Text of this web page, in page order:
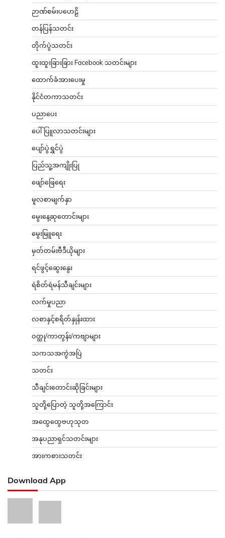
ဉာဏ်စမ်းပဟေဠိ
တန်ပြန်သတင်း
တိုက်ပွဲသတင်း
ထူးထူးခြားခြား Facebook သတင်းများ
ထောက်ခံအားပေးမှု
နိုင်ငံတကာသတင်း
ပညာပေး
ပေါ်ပြူလာသတင်းများ
ပျော်ပွဲရွှင်ပွဲ
ပြည်သူ့အကျိုးပြု
ဖျော်ဖြေရေး
မူလစာမျက်နှာ
မွေးနေ့ဆုတောင်းများ
မွေးမြူရေး
မှတ်တမ်းဗီဒီယိုများ
ရင်ဖွင့်ဆွေးနွေး
ရဲစိတ်ရဲမန်သီချင်းများ
လက်မှုပညာ
လစာနှင့်စရိတ်နှုန်းထား
ဝတ္ထု/ကာတွန်း/ကဗျာများ
သကသအကွဲအပြဲ
သတင်း
သီချင်းတောင်းဆိုခြင်းများ
သူတို့ပြောတဲ့ သူတို့အကြောင်း
အထွေထွေဗဟုသုတ
အနုပညာရှင်သတင်းများ
အားကစားသတင်း
Download App